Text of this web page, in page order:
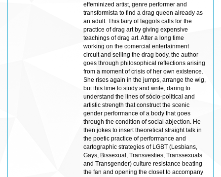
effeminized artist, genre performer and
transformista to find a drag queen already as
an adult. This fairy of faggots calls for the
practice of drag art by giving expensive
teachings of drag art. After a long time
working on the comercial entertainment
circuit and selling the drag body, the author
goes through philosophical reflections arising
from a moment of crisis of her own existence.
She rises again in the jumps, arrange the wig,
but this time to study and write, daring to
understand the lines of sócio-political and
artistic strength that construct the scenic
gender performance of a body that goes
through the condition of social abjection. He
then jokes to insert theoretical straight talk in
the poetic practice of performance and
cartographic strategies of LGBT (Lesbians,
Gays, Bissexual, Transvesties, Transsexuals
and Transgender) culture resistance beating
the fan and opening the closet to accompany